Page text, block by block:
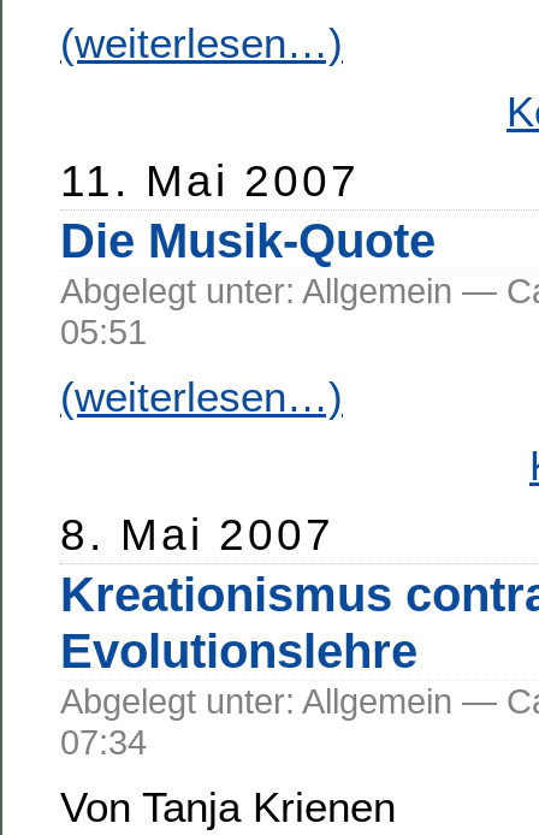
(weiterlesen…)
11. Mai 2007
Die Musik-Quote
Abgelegt unter: Allgemein —
05:51
(weiterlesen…)
8. Mai 2007
Kreationismus
Evolutionslehre
Abgelegt unter: Allgemein —
07:34
Von Tanja Krienen